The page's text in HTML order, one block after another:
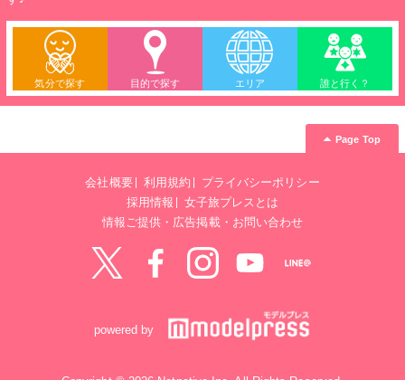
気分で探す 目的で探す エリア 誰と行く？
Page Top
会社概要 利用規約
プライバシーポリシー
採用情報
女子旅プレスとは
情報ご提供・広告掲載・お問い合わせ
powered by